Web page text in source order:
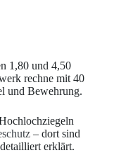
1,80 und 4,50
rechne mit 40
und Bewehrung.
– dort sind
erklärt.